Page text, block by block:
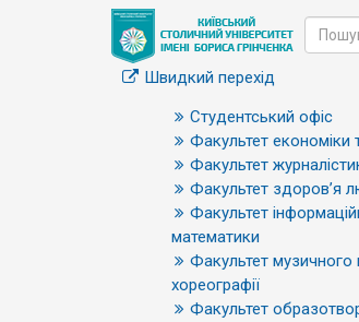
Швидкий перехід
Студентський офіс
Факультет економіки
Факультет
Факультет здоров’я
Факультет
математики
Факультет музичного
хореографії
Факультет